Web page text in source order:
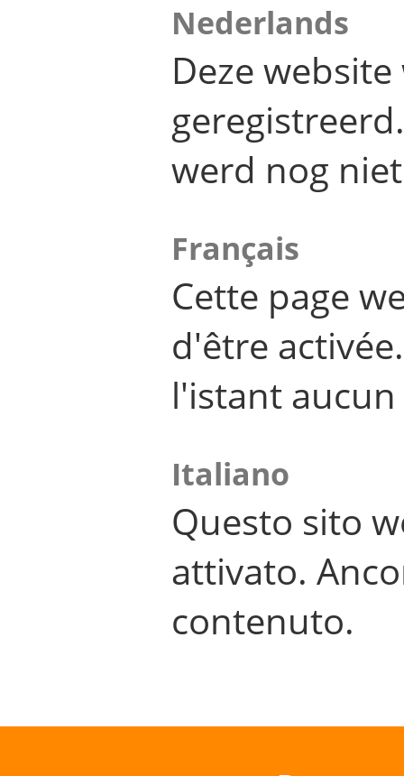
Nederlands
Deze
werd nog
Français
Cette page
d'être
l'istant
Italiano
Questo sito
attivato.
contenuto.